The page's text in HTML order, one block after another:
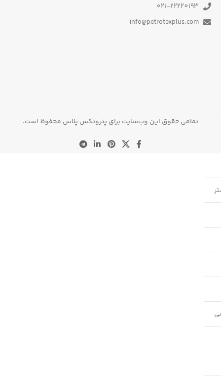
021-22220193
info@petrotexplus.com
تمامی حقوق این وب‌سایت برای پتروتکس پلاس محفوظ است.